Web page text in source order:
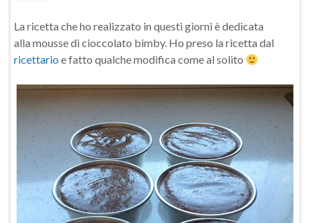
La ricetta che ho realizzato in questi giorni è dedicata
alla mousse di cioccolato bimby. Ho preso la ricetta dal
ricettario e fatto qualche modifica come al solito